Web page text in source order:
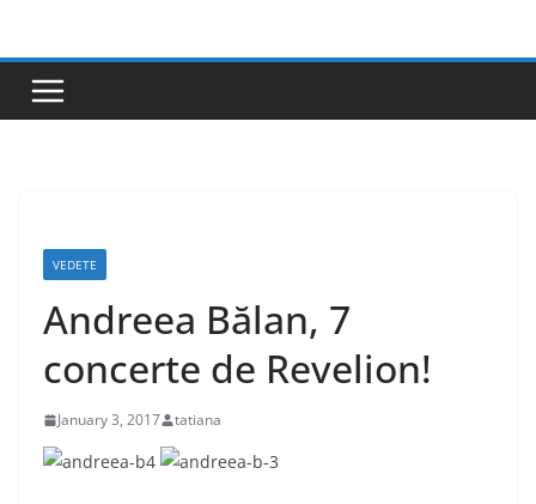
content
VEDETE
Andreea Bălan, 7
concerte de Revelion!
January 3, 2017 tatiana